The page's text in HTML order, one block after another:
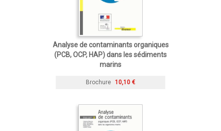
Analyse de contaminants organiques
(PCB, OCP, HAP) dans les sédiments
marins
Brochure 10,10 €